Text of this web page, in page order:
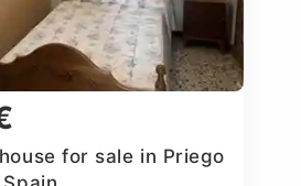
for sale in Priego